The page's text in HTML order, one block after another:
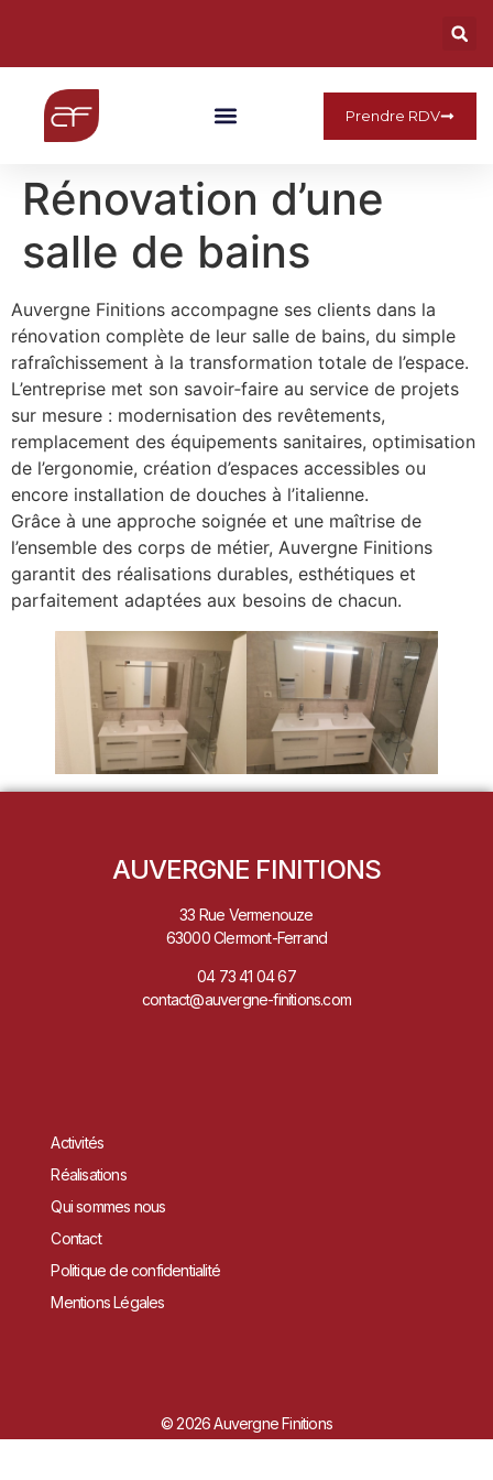
Prendre RDV
Rénovation d’une
salle de bains
Auvergne Finitions accompagne ses clients dans la
rénovation complète de leur salle de bains, du simple
rafraîchissement à la transformation totale de l’espace.
L’entreprise met son savoir‑faire au service de projets
sur mesure : modernisation des revêtements,
remplacement des équipements sanitaires, optimisation
de l’ergonomie, création d’espaces accessibles ou
encore installation de douches à l’italienne.
Grâce à une approche soignée et une maîtrise de
l’ensemble des corps de métier, Auvergne Finitions
garantit des réalisations durables, esthétiques et
parfaitement adaptées aux besoins de chacun.
AUVERGNE FINITIONS
33 Rue Vermenouze
63000 Clermont-Ferrand
04 73 41 04 67
contact@auvergne-finitions.com
Activités
Réalisations
Qui sommes nous
Contact
Politique de confidentialité
Mentions Légales
© 2026 Auvergne Finitions